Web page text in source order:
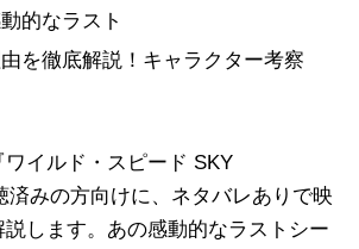
的なラスト
を徹底解説！キャラクター考察
イルド・スピード SKY
済みの方向けに、ネタバレありで映
します。あの感動的なラストシー